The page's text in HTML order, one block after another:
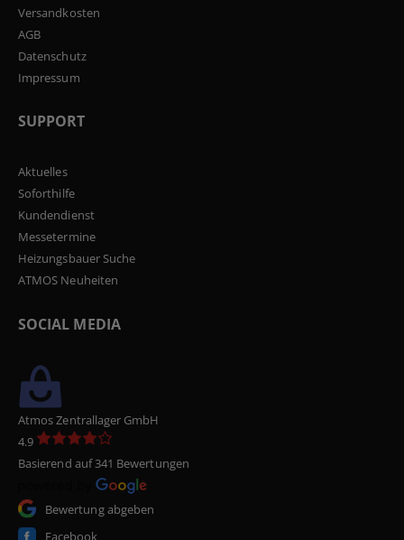
Versandkosten
AGB
Datenschutz
Impressum
SUPPORT
Aktuelles
Soforthilfe
Kundendienst
Messetermine
Heizungsbauer Suche
ATMOS Neuheiten
SOCIAL MEDIA
Atmos Zentrallager GmbH
4.9
Basierend auf 341 Bewertungen
Bewertung abgeben
Facebook